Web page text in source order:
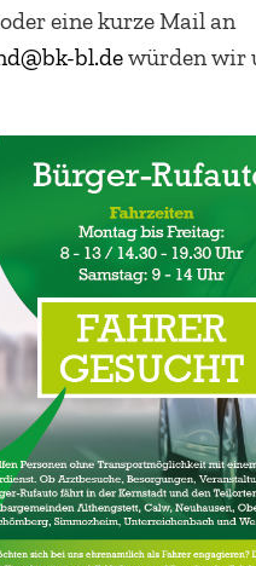
eine kurze Mail an
bl.dewürden wir